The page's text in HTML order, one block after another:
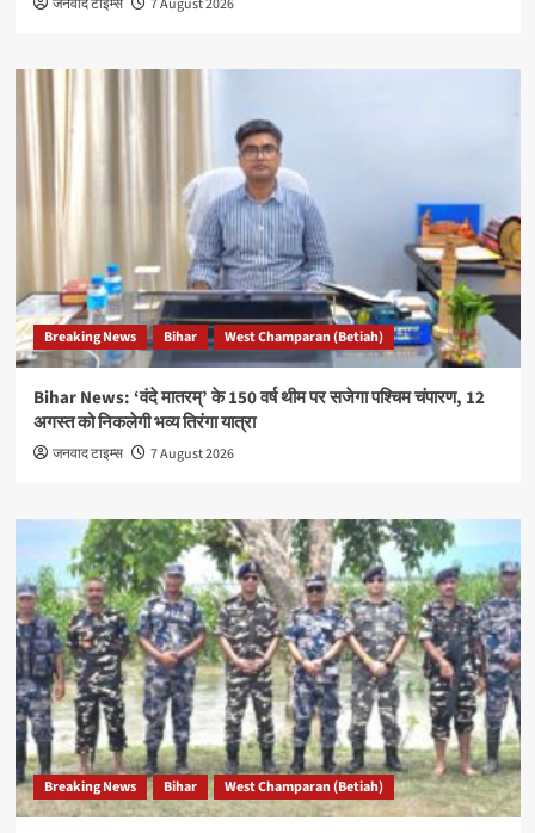
Breaking News Bihar West Champaran (Betiah)
Bihar News: ‘वंदे मातरम्’ के 150 वर्ष थीम पर सजेगा पश्चिम चंपारण, 12
अगस्त को निकलेगी भव्य तिरंगा यात्रा
जनवाद टाइम्स 7 August 2026
Breaking News Bihar West Champaran (Betiah)